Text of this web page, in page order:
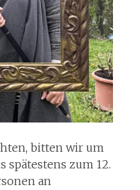
bitten wir um
spätestens zum 12.
an